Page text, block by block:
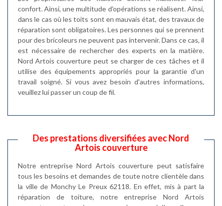
confort. Ainsi, une multitude d'opérations se réalisent. Ainsi,
dans le cas où les toits sont en mauvais état, des travaux de
réparation sont obligatoires. Les personnes qui se prennent
pour des bricoleurs ne peuvent pas intervenir. Dans ce cas, il
est nécessaire de rechercher des experts en la matière.
Nord Artois couverture peut se charger de ces tâches et il
utilise des équipements appropriés pour la garantie d'un
travail soigné. Si vous avez besoin d'autres informations,
veuillez lui passer un coup de fil.
Des prestations diversifiées avec Nord
Artois couverture
Notre entreprise Nord Artois couverture peut satisfaire
tous les besoins et demandes de toute notre clientèle dans
la ville de Monchy Le Preux 62118. En effet, mis à part la
réparation de toiture, notre entreprise Nord Artois